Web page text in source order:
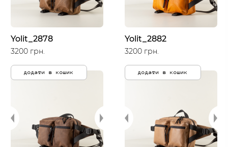
Yolit_2878
3200 грн.
додати в кошик
Yolit_2882
3200 грн.
додати в кошик